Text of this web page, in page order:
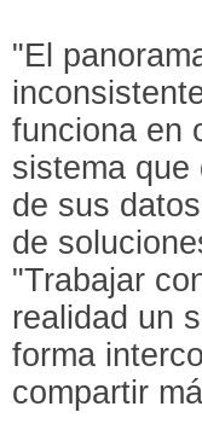
"El
funciona en
sistema
de sus
de
"Trabajar
realidad un
forma
compartir